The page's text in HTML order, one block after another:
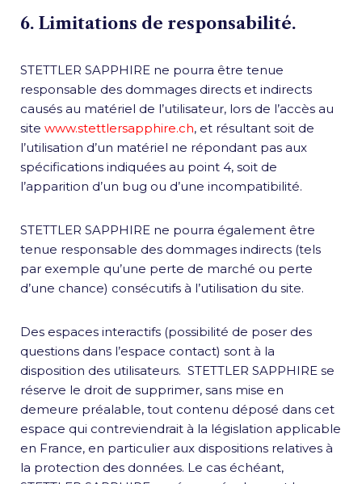
6. Limitations de responsabilité.
STETTLER SAPPHIRE ne pourra être tenue
responsable des dommages directs et indirects
causés au matériel de l’utilisateur, lors de l’accès au
site www.stettlersapphire.ch, et résultant soit de
l’utilisation d’un matériel ne répondant pas aux
spécifications indiquées au point 4, soit de
l’apparition d’un bug ou d’une incompatibilité.
STETTLER SAPPHIRE ne pourra également être
tenue responsable des dommages indirects (tels
par exemple qu’une perte de marché ou perte
d’une chance) consécutifs à l’utilisation du site.
Des espaces interactifs (possibilité de poser des
questions dans l’espace contact) sont à la
disposition des utilisateurs. STETTLER SAPPHIRE se
réserve le droit de supprimer, sans mise en
demeure préalable, tout contenu déposé dans cet
espace qui contreviendrait à la législation applicable
en France, en particulier aux dispositions relatives à
la protection des données. Le cas échéant,